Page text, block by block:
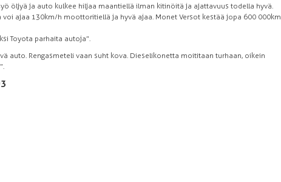
öljyä ja auto kulkee hiljaa maantiellä ilman kitinöitä ja ajattavuus todella hyvä.
voi ajaa 130km/h moottoritiellä ja hyvä ajaa. Monet Versot kestää jopa 600 000km
Toyota parhaita autoja”.
auto. Rengasmeteli vaan suht kova. Dieselikonetta moititaan turhaan, oikein